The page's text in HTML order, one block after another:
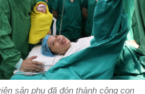
sản phụ đã đón thành công con